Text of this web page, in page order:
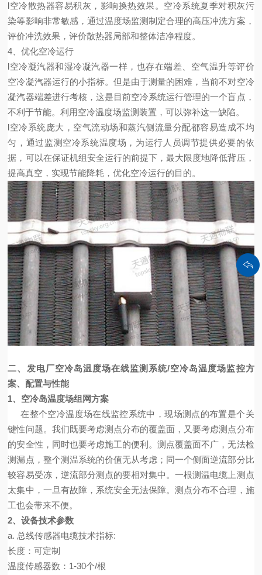
l空冷散热器容易积灰，影响换热效果。空冷系统夏季对积灰污
染等影响非常敏感，通过温度场监测制定合理的高压冲洗方案，
评价冲洗效果，评价散热器局部和整体洁净程度。
4 、优化空冷运行
l空冷凝汽器和湿冷凝汽器一样，也存在端差、空气温升等评价
空冷凝汽器运行的小指标。但是由于测量的困难，当前不对空冷
凝汽器端差进行考核，这是目前空冷系统运行管理的一个盲点，
不利于节能。利用空冷温度场监测装置，可以弥补这一缺陷。
l空冷系统庞大，空气流动场和蒸汽侧流量分配都容易造成不均
匀，通过监测空冷系统温度场，为运行人员调节提供必要的依
据，可以在保证机组安全运行的前提下，最大限度地降低背压，
提高真空，实现节能降耗，优化空冷运行的目的。
二、 发电厂空冷岛温度场在线监测系统/空冷岛温度场监控方
案、配置与性能
1、空冷岛温度场组网方案
在整个空冷温度场在线监控系统中，现场测点的布置是个关
键性问题。我们既要考虑测点分布的覆盖面，又要考虑测点分布
的安全性，同时也要考虑施工的便利。测点覆盖面不广，无法检
测漏点，整个测温系统的价值无从考虑；同一个侧面逆流部分比
较容易受冻，逆流部分测点的要相对集中。一根测温电缆上测点
太集中，一旦有故障，系统安全无法保障。测点分布不合理，施
工也会带来不便。
2、设备技术参数
a. 总线传感器电缆技术指标:
长度：可定制
温度传感器数： 1-30个/根